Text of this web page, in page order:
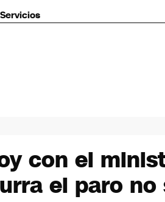
Servicios
con el
el paro no